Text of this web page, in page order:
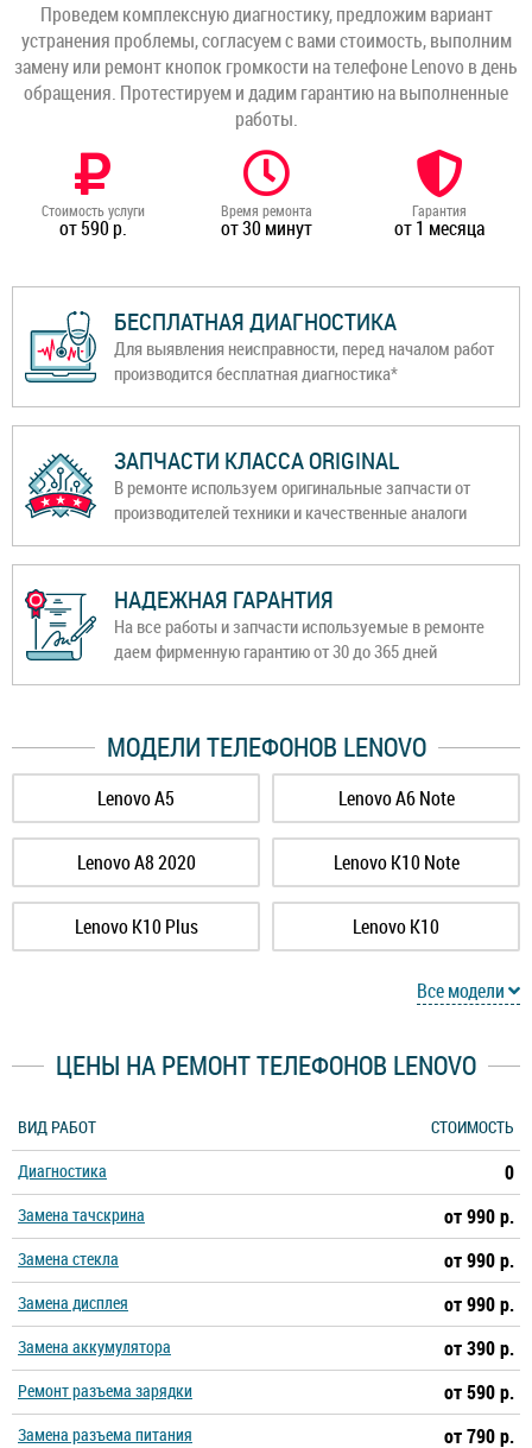
Проведем комплексную диагностику, предложим вариант
устранения проблемы, согласуем с вами стоимость, выполним
замену или ремонт кнопок громкости на телефоне Lenovo в день
обращения. Протестируем и дадим гарантию на выполненные
работы.
Стоимость услуги
от 590 р.
Время ремонта
от 30 минут
Гарантия
от 1 месяца
БЕСПЛАТНАЯ ДИАГНОСТИКА
Для выявления неисправности, перед началом работ
производится бесплатная диагностика*
ЗАПЧАСТИ КЛАССА ORIGINAL
В ремонте используем оригинальные запчасти от
производителей техники и качественные аналоги
НАДЕЖНАЯ ГАРАНТИЯ
На все работы и запчасти используемые в ремонте
даем фирменную гарантию от 30 до 365 дней
МОДЕЛИ ТЕЛЕФОНОВ LENOVO
Lenovo A5 Lenovo A6 Note
Lenovo A8 2020 Lenovo K10 Note
Lenovo K10 Plus Lenovo K10
Lenovo K12
Lenovo K13 Note Lenovo K5 Note
Lenovo K5 Play Lenovo K5 Pro
Lenovo K5
Lenovo K6 Power Lenovo K6
Lenovo K9 Note
Lenovo Legion Pro Lenovo Legion 2 Pro
Lenovo Legion Duel Lenovo Legion Duel 2
Все модели
ЦЕНЫ НА РЕМОНТ ТЕЛЕФОНОВ LENOVO
ВИД РАБОТ
СТОИМОСТЬ
Диагностика
0
Замена тачскрина от 990 р.
Замена стекла от 990 р.
Замена дисплея от 990 р.
Замена аккумулятора от 390 р.
Ремонт разъема зарядки от 590 р.
Замена разъема питания от 790 р.